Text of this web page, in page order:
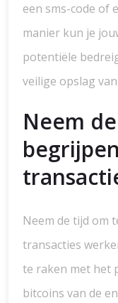
een sms-code of
manier kun je
potentiële
veilige opslag
Neem
Neem de tijd om
transacties
te raken met het
bitcoins van de